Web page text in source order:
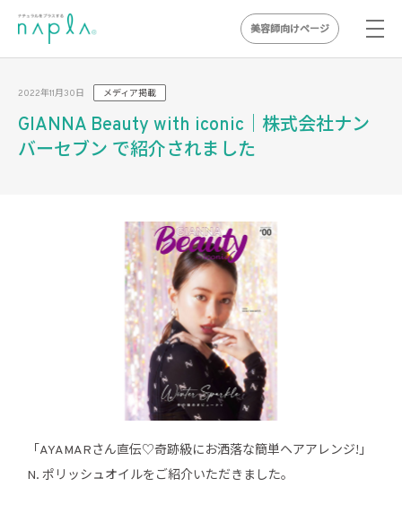
content
美容師向けページ
2022年11月30日 メディア掲載
GIANNA Beauty with iconic｜株式会社ナン
バーセブン で紹介されました
「AYAMARさん直伝♡奇跡級にお洒落な簡単ヘアアレンジ!」
N. ポリッシュオイルをご紹介いただきました。